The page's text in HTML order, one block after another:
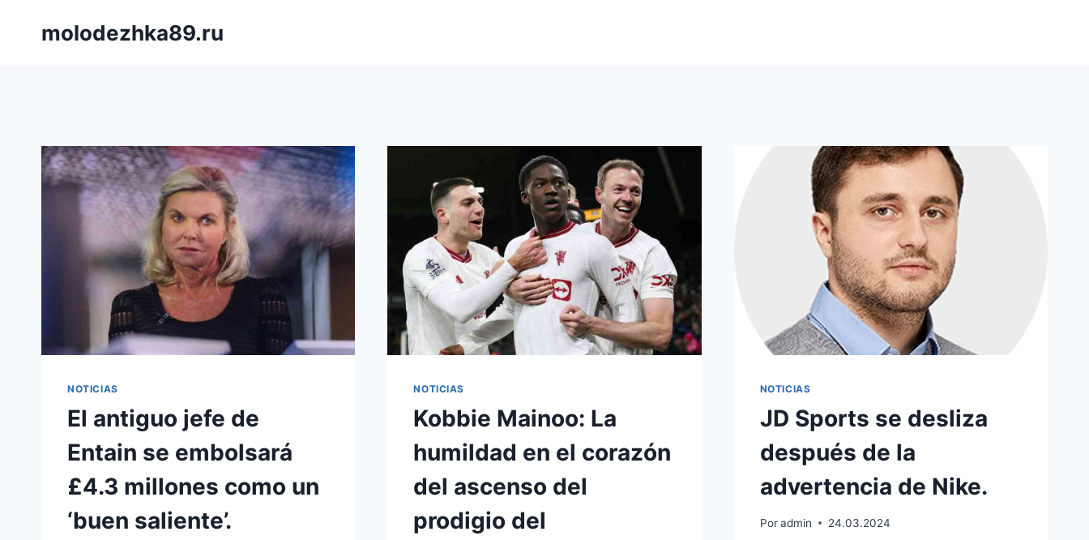
molodezhka89.ru
NOTICIAS
El antiguo jefe de
Entain se embolsará
£4.3 millones como un
‘buen saliente’.
NOTICIAS
Kobbie Mainoo: La
humildad en el corazón
del ascenso del
prodigio del
NOTICIAS
JD Sports se desliza
después de la
advertencia de Nike.
Por admin 24.03.2024